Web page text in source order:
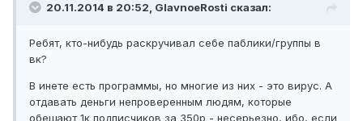
20.11.2014 в 20:52, GlavnoeRosti сказал:
Ребят, кто-нибудь раскручивал себе паблики/группы в
вк?
В инете есть программы, но многие из них - это вирус. А
отдавать деньги непроверенным людям, которые
обещают 1к подписчиков за 350р - несерьезно, ибо, если